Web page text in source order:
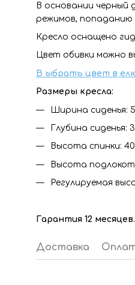
В основании черный
режимов, попаданию
Кресло оснащено
Цвет обивки можно
В ыбрать цвет в
Размеры кресла:
Ширина сиденья:
Глубина сиденья:
Высота спинки:
Высота
Регулируемая
Гарантия 12 месяцев.
Доставка